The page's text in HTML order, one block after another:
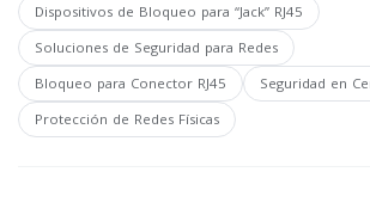
Dispositivos de Bloqueo para “Jack” RJ45
Soluciones de Seguridad para Redes
Bloqueo para Conector RJ45
Seguridad en
Protección de Redes Físicas